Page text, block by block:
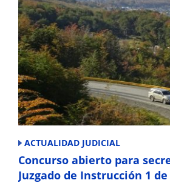
ACTUALIDAD JUDICIAL
Concurso abierto para
Juzgado de Instrucción 1